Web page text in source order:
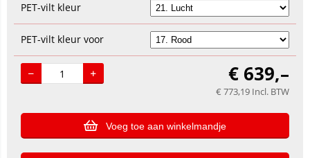
PET-vilt kleur
PET-vilt kleur voor
€ 639,–
€ 773,19 Incl. BTW
Voeg toe aan winkelmandje